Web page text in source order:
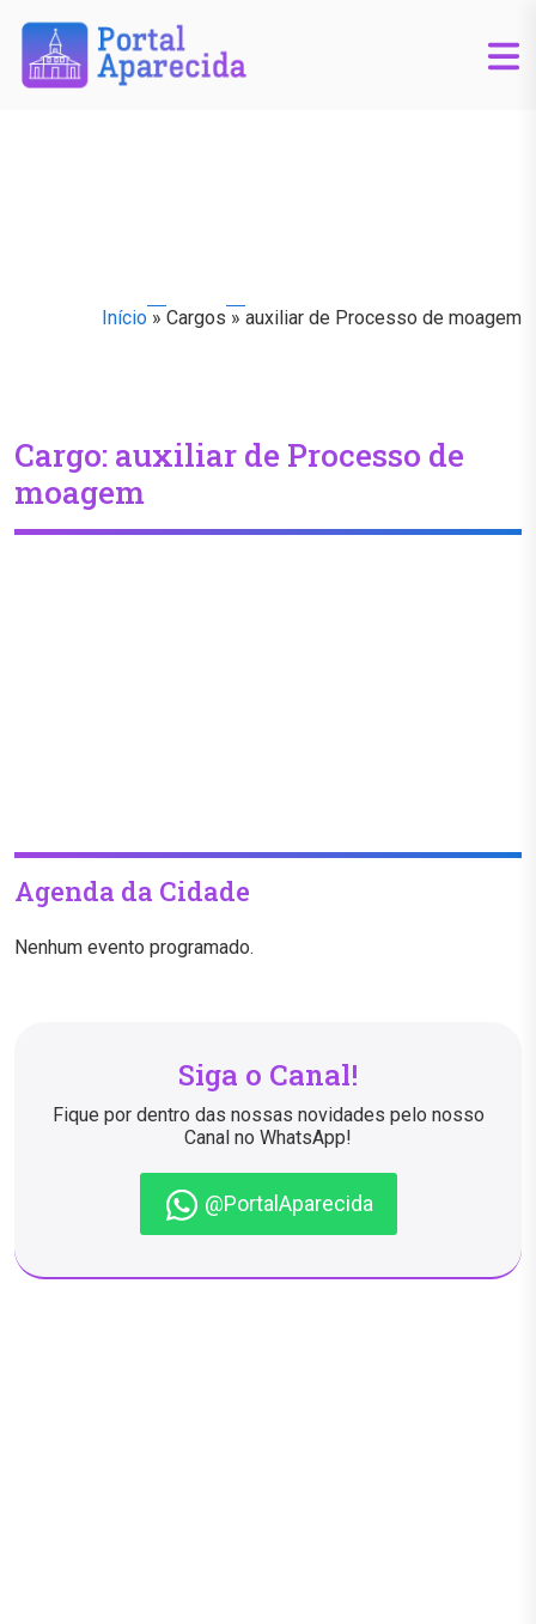
Início » Cargos » auxiliar de Processo de moagem
Cargo: auxiliar de Processo de
moagem
Agenda da Cidade
Nenhum evento programado.
Siga o Canal!
Fique por dentro das nossas novidades pelo nosso
Canal no WhatsApp!
@PortalAparecida